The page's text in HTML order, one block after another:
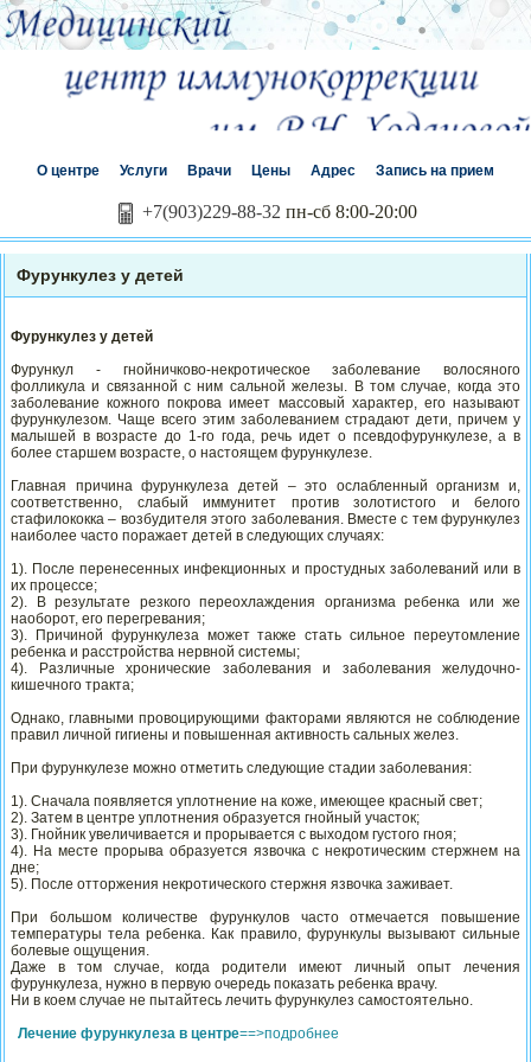
О центре Услуги Врачи Цены Адрес Запись на прием
+7(903)229-88-32 пн-сб 8:00-20:00
Фурункулез у детей
Фурункулез у детей
Фурункул - гнойничково-некротическое заболевание волосяного
фолликула и связанной с ним сальной железы. В том случае, когда это
заболевание кожного покрова имеет массовый характер, его называют
фурункулезом. Чаще всего этим заболеванием страдают дети, причем у
малышей в возрасте до 1-го года, речь идет о псевдофурункулезе, а в
более старшем возрасте, о настоящем фурункулезе.
Главная причина фурункулеза детей – это ослабленный организм и,
соответственно, слабый иммунитет против золотистого и белого
стафилококка – возбудителя этого заболевания. Вместе с тем фурункулез
наиболее часто поражает детей в следующих случаях:
1). После перенесенных инфекционных и простудных заболеваний или в
их процессе;
2). В результате резкого переохлаждения организма ребенка или же
наоборот, его перегревания;
3). Причиной фурункулеза может также стать сильное переутомление
ребенка и расстройства нервной системы;
4). Различные хронические заболевания и заболевания желудочно-
кишечного тракта;
Однако, главными провоцирующими факторами являются не соблюдение
правил личной гигиены и повышенная активность сальных желез.
При фурункулезе можно отметить следующие стадии заболевания:
1). Сначала появляется уплотнение на коже, имеющее красный свет;
2). Затем в центре уплотнения образуется гнойный участок;
3). Гнойник увеличивается и прорывается с выходом густого гноя;
4). На месте прорыва образуется язвочка с некротическим стержнем на
дне;
5). После отторжения некротического стержня язвочка заживает.
При большом количестве фурункулов часто отмечается повышение
температуры тела ребенка. Как правило, фурункулы вызывают сильные
болевые ощущения.
Даже в том случае, когда родители имеют личный опыт лечения
фурункулеза, нужно в первую очередь показать ребенка врачу.
Ни в коем случае не пытайтесь лечить фурункулез самостоятельно.
Лечение фурункулеза в центре==>подробнее